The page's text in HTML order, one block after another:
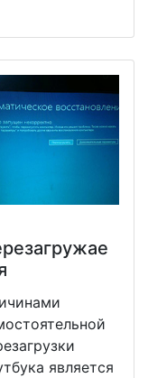
является